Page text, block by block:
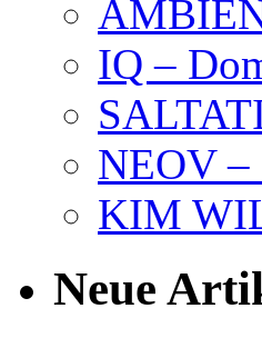
IQ –
NEOV –
KIM
Neue